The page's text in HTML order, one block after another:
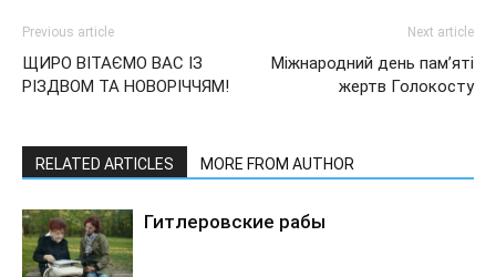
Previous article
ЩИРО ВІТАЄМО ВАС ІЗ
РІЗДВОМ ТА НОВОРІЧЧЯМ!
Next article
Міжнародний день пам’яті
жертв Голокосту
RELATED ARTICLES MORE FROM AUTHOR
Гитлеровские рабы